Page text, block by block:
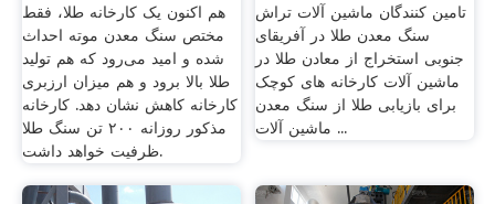
هم اکنون یک کارخانه طلا، ‌فقط
مختص سنگ معدن موته احداث
شده و امید می‌رود که هم تولید
طلا بالا برود و هم میزان ارزبری
کارخانه کاهش نشان دهد. کارخانه
مذکور روزانه ۲۰۰ تن سنگ طلا
ظرفیت خواهد داشت.
تامین کنندگان ماشین آلات تراش
سنگ معدن طلا در آفریقای
جنوبی استخراج از معادن طلا در
ماشین آلات کارخانه های کوچک
برای بازیابی طلا از سنگ معدن
ماشین آلات ...